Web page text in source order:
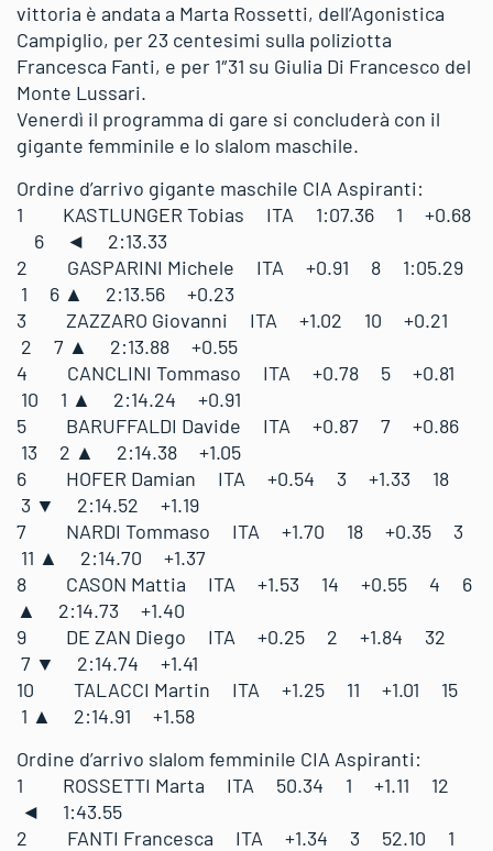
vittoria è andata a Marta Rossetti, dell’Agonistica
Campiglio, per 23 centesimi sulla poliziotta
Francesca Fanti, e per 1″31 su Giulia Di Francesco del
Monte Lussari.
Venerdì il programma di gare si concluderà con il
gigante femminile e lo slalom maschile.
Ordine d’arrivo gigante maschile CIA Aspiranti:
1 KASTLUNGER Tobias ITA 1:07.36 1 +0.68
6 ◄ 2:13.33
2 GASPARINI Michele ITA +0.91 8 1:05.29
1 6 ▲ 2:13.56 +0.23
3 ZAZZARO Giovanni ITA +1.02 10 +0.21
2 7 ▲ 2:13.88 +0.55
4 CANCLINI Tommaso ITA +0.78 5 +0.81
10 1 ▲ 2:14.24 +0.91
5 BARUFFALDI Davide ITA +0.87 7 +0.86
13 2 ▲ 2:14.38 +1.05
6 HOFER Damian ITA +0.54 3 +1.33 18
3 ▼ 2:14.52 +1.19
7 NARDI Tommaso ITA +1.70 18 +0.35 3
11 ▲ 2:14.70 +1.37
8 CASON Mattia ITA +1.53 14 +0.55 4 6
▲ 2:14.73 +1.40
9 DE ZAN Diego ITA +0.25 2 +1.84 32
7 ▼ 2:14.74 +1.41
10 TALACCI Martin ITA +1.25 11 +1.01 15
1 ▲ 2:14.91 +1.58
Ordine d’arrivo slalom femminile CIA Aspiranti:
1 ROSSETTI Marta ITA 50.34 1 +1.11 12
◄ 1:43.55
2 FANTI Francesca ITA +1.34 3 52.10 1